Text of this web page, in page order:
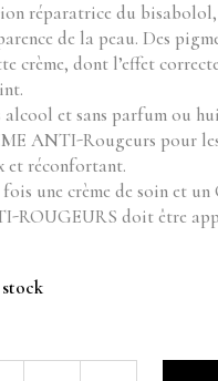
réparatrice du
de la peau. Des
crème, dont l’effet
alcool et sans parfum ou
ANTI-Rougeurs pour
et réconfortant.
une crème de soin et
ROUGEURS doit être